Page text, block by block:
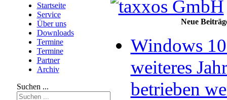
Startseite
Service
Über uns
Downloads
Termine
Termine
Partner
Archiv
Suchen ...
Neue
Windows
weiteres
betrieben